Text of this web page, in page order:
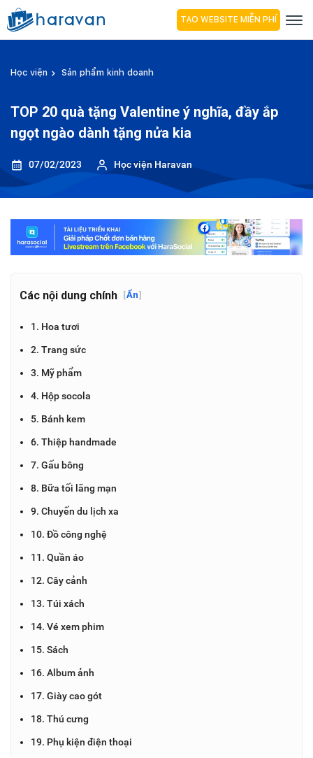
TẠO WEBSITE MIỄN PHÍ
Học viện Sản phẩm kinh doanh
TOP 20 quà tặng Valentine ý nghĩa, đầy ắp
ngọt ngào dành tặng nửa kia
07/02/2023 Học viện Haravan
Các nội dung chính [Ẩn]
1. Hoa tươi
2. Trang sức
3. Mỹ phẩm
4. Hộp socola
5. Bánh kem
6. Thiệp handmade
7. Gấu bông
8. Bữa tối lãng mạn
9. Chuyến du lịch xa
10. Đồ công nghệ
11. Quần áo
12. Cây cảnh
13. Túi xách
14. Vé xem phim
15. Sách
16. Album ảnh
17. Giày cao gót
18. Thú cưng
19. Phụ kiện điện thoại